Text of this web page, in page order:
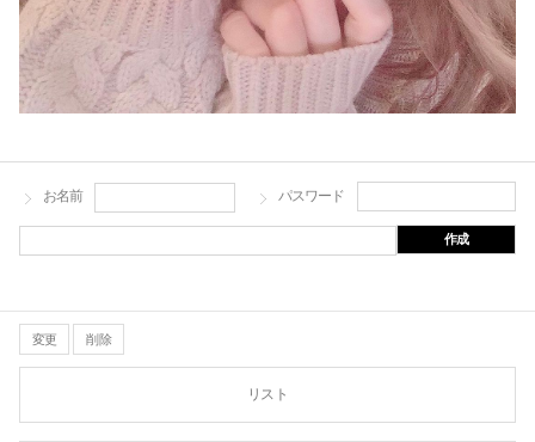
お名前 パスワード
作成
変更 削除
リスト